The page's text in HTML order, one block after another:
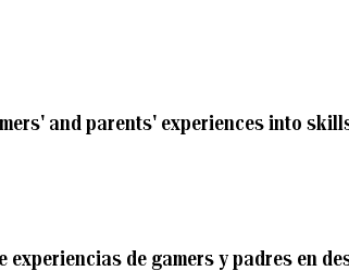
and parents' experiences into
experiencias de gamers y padres en